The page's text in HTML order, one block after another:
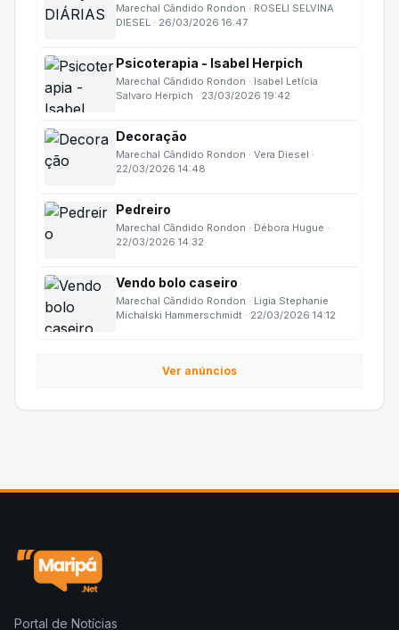
Marechal Cândido Rondon · ROSELI SELVINA
DIESEL · 26/03/2026 16:47
Psicoterapia - Isabel Herpich
Marechal Cândido Rondon · Isabel Letícia
Salvaro Herpich · 23/03/2026 19:42
Decoração
Marechal Cândido Rondon · Vera Diesel ·
22/03/2026 14:48
Pedreiro
Marechal Cândido Rondon · Débora Hugue ·
22/03/2026 14:32
Vendo bolo caseiro
Marechal Cândido Rondon · Ligia Stephanie
Michalski Hammerschmidt · 22/03/2026 14:12
Ver anúncios
Portal de Notícias